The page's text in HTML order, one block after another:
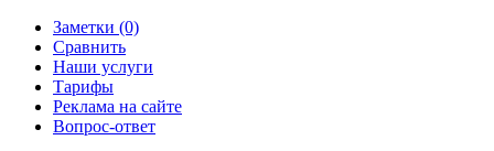
Заметки (0)
Сравнить
Наши услуги
Тарифы
Реклама на сайте
Вопрос-ответ